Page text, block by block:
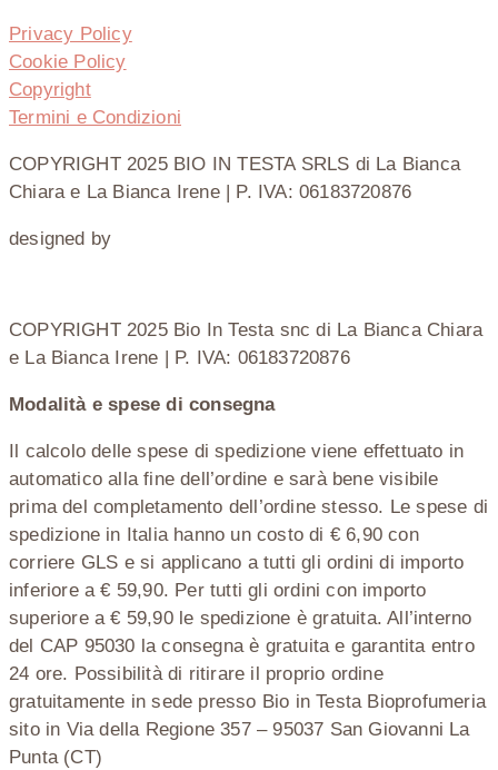
Privacy Policy
Cookie Policy
Copyright
Termini e Condizioni
COPYRIGHT 2025 BIO IN TESTA SRLS di La Bianca
Chiara e La Bianca Irene | P. IVA: 06183720876
designed by
COPYRIGHT 2025 Bio In Testa snc di La Bianca Chiara
e La Bianca Irene | P. IVA: 06183720876
Modalità e spese di consegna
Il calcolo delle spese di spedizione viene effettuato in
automatico alla fine dell’ordine e sarà bene visibile
prima del completamento dell’ordine stesso. Le spese di
spedizione in Italia hanno un costo di € 6,90 con
corriere GLS e si applicano a tutti gli ordini di importo
inferiore a € 59,90. Per tutti gli ordini con importo
superiore a € 59,90 le spedizione è gratuita. All’interno
del CAP 95030 la consegna è gratuita e garantita entro
24 ore. Possibilità di ritirare il proprio ordine
gratuitamente in sede presso Bio in Testa Bioprofumeria
sito in Via della Regione 357 – 95037 San Giovanni La
Punta (CT)